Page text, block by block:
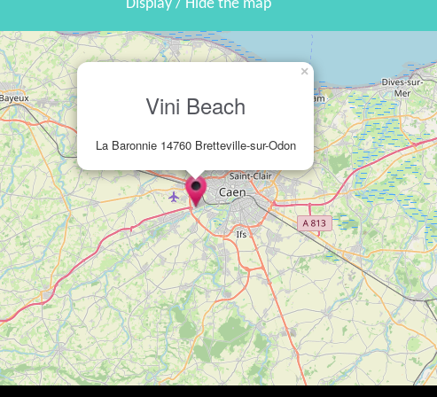
Display / Hide the map
Vini Beach
La Baronnie 14760 Bretteville-sur-Odon
×